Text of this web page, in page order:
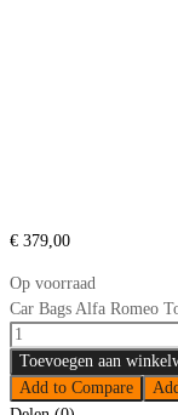
€ 379,00
Op voorraad
Car Bags Alfa Romeo
Toevoegen aan
Add to Compare